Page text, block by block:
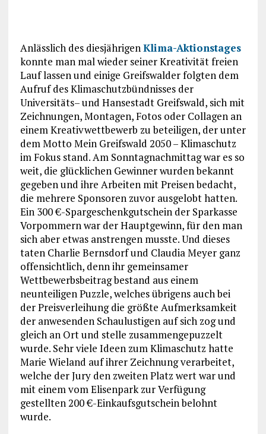
Anlässlich des diesjährigen Klima-Aktionstages
konnte man mal wieder seiner Kreativität freien
Lauf lassen und einige Greifswalder folgten dem
Aufruf des Klimaschutzbündnisses der
Universitäts– und Hansestadt Greifswald, sich mit
Zeichnungen, Montagen, Fotos oder Collagen an
einem Kreativwettbewerb zu beteiligen, der unter
dem Motto Mein Greifswald 2050 – Klimaschutz
im Fokus stand. Am Sonntagnachmittag war es so
weit, die glücklichen Gewinner wurden bekannt
gegeben und ihre Arbeiten mit Preisen bedacht,
die mehrere Sponsoren zuvor ausgelobt hatten.
Ein 300 €-Spargeschenkgutschein der Sparkasse
Vorpommern war der Hauptgewinn, für den man
sich aber etwas anstrengen musste. Und dieses
taten Charlie Bernsdorf und Claudia Meyer ganz
offensichtlich, denn ihr gemeinsamer
Wettbewerbsbeitrag bestand aus einem
neunteiligen Puzzle, welches übrigens auch bei
der Preisverleihung die größte Aufmerksamkeit
der anwesenden Schaulustigen auf sich zog und
gleich an Ort und stelle zusammengepuzzelt
wurde. Sehr viele Ideen zum Klimaschutz hatte
Marie Wieland auf ihrer Zeichnung verarbeitet,
welche der Jury den zweiten Platz wert war und
mit einem vom Elisenpark zur Verfügung
gestellten 200 €-Einkaufsgutschein belohnt
wurde.